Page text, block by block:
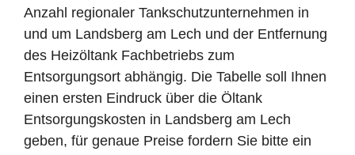
Anzahl regionaler Tankschutzunternehmen in
und um Landsberg am Lech und der Entfernung
des Heizöltank Fachbetriebs zum
Entsorgungsort abhängig. Die Tabelle soll Ihnen
einen ersten Eindruck über die Öltank
Entsorgungskosten in Landsberg am Lech
geben, für genaue Preise fordern Sie bitte ein